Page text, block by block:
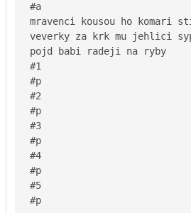
#a
mravenci kousou ho komari
veverky za krk mu jehlici
pojd babi radeji na ryby
#1
#p
#2
#p
#3
#p
#4
#p
#5
#p